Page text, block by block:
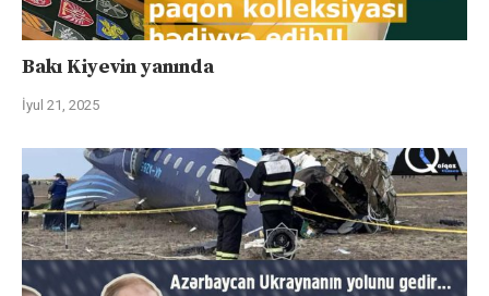
Bakı Kiyevin yanında
İyul 21, 2025